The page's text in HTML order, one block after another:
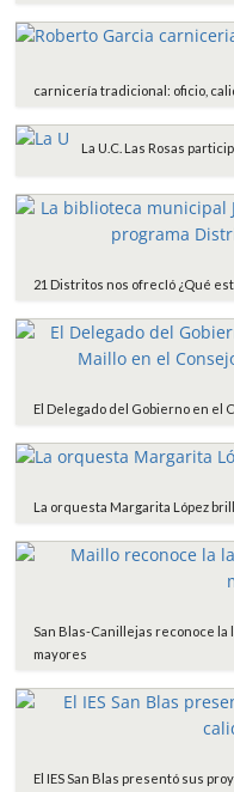
carnicería tradicional: oficio,
La U.C. Las Rosas
21 Distritos nos ofrecIó ¿Qué
El Delegado del Gobierno en el
La orquesta Margarita López
San Blas-Canillejas reconoce
mayores
El IES San Blas presentó sus